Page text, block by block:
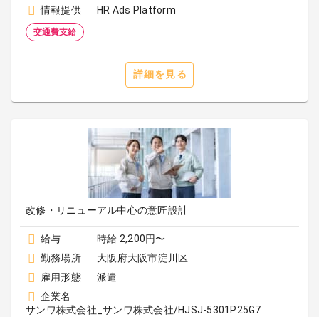
情報提供 HR Ads Platform
交通費支給
詳細を見る
改修・リニューアル中心の意匠設計
給与
時給 2,200円〜
勤務場所
大阪府大阪市淀川区
雇用形態
派遣
企業名
サンワ株式会社_サンワ株式会社/HJSJ-5301P25G7